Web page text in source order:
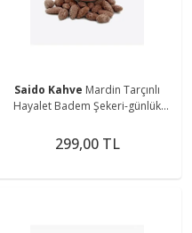
Saido Kahve Mardin Tarçınlı
Hayalet Badem Şekeri-günlük
299,00 TL